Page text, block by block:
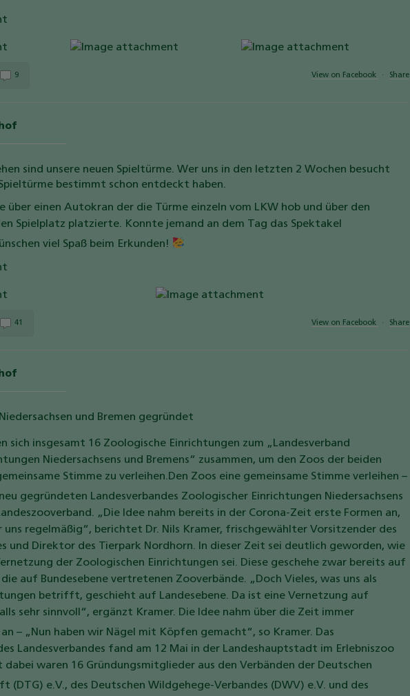
View on Facebook · Share
9
sind unsere neuen Spieltürme. Wer uns in den letzten 2 Wochen besucht
bestimmt schon entdeckt haben.
einen Autokran der die Türme einzeln vom LKW hob und über den
Spielplatz platzierte. Konnte jemand an dem Tag das Spektakel
viel Spaß beim Erkunden!
View on Facebook · Share
41
und Bremen gegründet
sich insgesamt 16 Zoologische Einrichtungen zum „Landesverband
Niedersachsens und Bremens“ zusammen, um den Zoos der beiden
Stimme zu verleihen.Den Zoos eine gemeinsame Stimme verleihen –
gegründeten Landesverbandes Zoologischer Einrichtungen Niedersachsens
„Die Idee nahm bereits in der Corona-Zeit erste Formen an,
regelmäßig“, berichtet Dr. Nils Kramer, frischgewählter Vorsitzender des
und Direktor des Tierpark Nordhorn. In dieser Zeit sei deutlich geworden, wie
der Zoologischen Einrichtungen sei. Diese geschehe zwar bereits auf
die auf Bundesebene vertretenen Zooverbände. „Doch Vieles, was uns als
betrifft, geschieht auf Landesebene. Da ist eine Vernetzung auf
sehr sinnvoll“, ergänzt Kramer. Die Idee nahm über die Zeit immer
– „Nun haben wir Nägel mit Köpfen gemacht“, so Kramer. Das
Landesverbandes fand am 12 Mai in der Landeshauptstadt im Erlebniszoo
dabei waren 16 Gründungsmitglieder aus den Verbänden der Deutschen
(DTG) e.V., des Deutschen Wildgehege-Verbandes (DWV) e.V. und des